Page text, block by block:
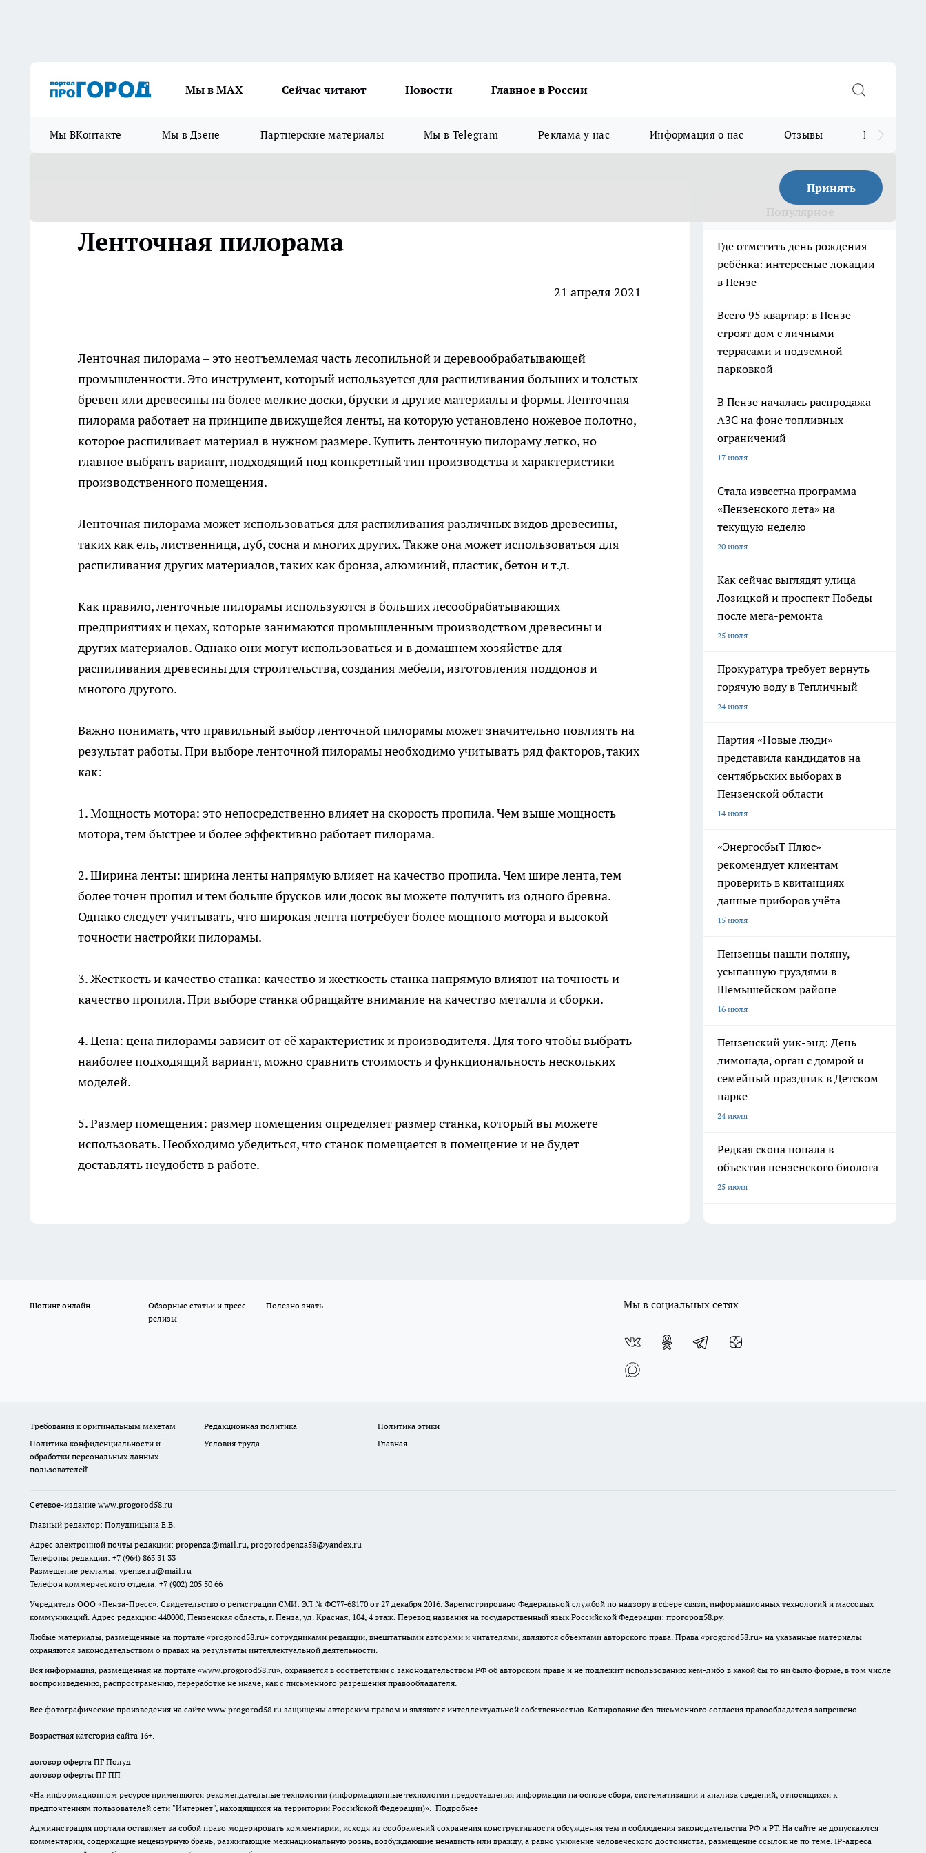
Мы в МАХ Сейчас читают Новости Главное в России
Мы ВКонтакте Мы в Дзене Партнерские материалы Мы в Telegram Реклама у нас Информация о нас Отзывы Прайс для
Принять
Ленточная пилорама
21 апреля 2021
Ленточная пилорама– это неотъемлемая часть лесопильной и деревообрабатывающей
промышленности. Это инструмент, который используется для распиливания больших и толстых
бревен или древесины на более мелкие доски, бруски и другие материалы и формы. Ленточная
пилорама работает на принципе движущейся ленты, на которую установлено ножевое полотно,
которое распиливает материал в нужном размере. Купить ленточную пилораму легко, но
главное выбрать вариант, подходящий под конкретный тип производства и характеристики
производственного помещения.
Ленточная пилорама может использоваться для распиливания различных видов древесины,
таких как ель, лиственница, дуб, сосна и многих других. Также она может использоваться для
распиливания других материалов, таких как бронза, алюминий, пластик, бетон и т.д.
Как правило, ленточные пилорамы используются в больших лесообрабатывающих
предприятиях и цехах, которые занимаются промышленным производством древесины и
других материалов. Однако они могут использоваться и в домашнем хозяйстве для
распиливания древесины для строительства, создания мебели, изготовления поддонов и
многого другого.
Важно понимать, что правильный выбор ленточной пилорамы может значительно повлиять на
результат работы. При выборе ленточной пилорамы необходимо учитывать ряд факторов, таких
как:
1. Мощность мотора: это непосредственно влияет на скорость пропила. Чем выше мощность
мотора, тем быстрее и более эффективно работает пилорама.
2. Ширина ленты: ширина ленты напрямую влияет на качество пропила. Чем шире лента, тем
более точен пропил и тем больше брусков или досок вы можете получить из одного бревна.
Однако следует учитывать, что широкая лента потребует более мощного мотора и высокой
точности настройки пилорамы.
3. Жесткость и качество станка: качество и жесткость станка напрямую влияют на точность и
качество пропила. При выборе станка обращайте внимание на качество металла и сборки.
4. Цена: цена пилорамы зависит от её характеристик и производителя. Для того чтобы выбрать
наиболее подходящий вариант, можно сравнить стоимость и функциональность нескольких
моделей.
5. Размер помещения: размер помещения определяет размер станка, который вы можете
использовать. Необходимо убедиться, что станок помещается в помещение и не будет
доставлять неудобств в работе.
Где отметить день рождения
ребёнка: интересные локации
в Пензе
Всего 95 квартир: в Пензе
строят дом с личными
террасами и подземной
парковкой
В Пензе началась распродажа
АЗС на фоне топливных
ограничений
17 июля
Стала известна программа
«Пензенского лета» на
текущую неделю
20 июля
Как сейчас выглядят улица
Лозицкой и проспект Победы
после мега-ремонта
25 июля
Прокуратура требует вернуть
горячую воду в Тепличный
24 июля
Партия «Новые люди»
представила кандидатов на
сентябрьских выборах в
Пензенской области
14 июля
«ЭнергосбыТ Плюс»
рекомендует клиентам
проверить в квитанциях
данные приборов учёта
15 июля
Пензенцы нашли поляну,
усыпанную груздями в
Шемышейском районе
16 июля
Пензенский уик-энд: День
лимонада, орган с домрой и
семейный праздник в Детском
парке
24 июля
Редкая скопа попала в
объектив пензенского биолога
25 июля
Шопинг онлайн
Обзорные статьи и пресс-
релизы
Полезно знать Мы в социальных сетях
Требования к оригинальным макетам Редакционная политика
Политика этики
Политика конфиденциальности и
обработки персональных данных
пользователей̆
Условия труда Главная
Сетевое-издание www.progorod58.ru
Главный редактор: Полудницына Е.В.
Адрес электронной почты редакции: propenza@mail.ru, progorodpenza58@yandex.ru
Телефоны редакции: +7 (964) 863 31 33
Размещение рекламы: vpenze.ru@mail.ru
Телефон коммерческого отдела: +7 (902) 205 50 66
Учредитель ООО «Пенза-Пресс». Свидетельство о регистрации СМИ: ЭЛ № ФС77-68170 от 27 декабря 2016. Зарегистрировано Федеральной службой по надзору в сфере связи, информационных технологий и массовых
коммуникаций. Адрес редакции: 440000, Пензенская область, г. Пенза, ул. Красная, 104, 4 этаж. Перевод названия на государственный язык Российской Федерации: прогород58.ру.
Любые материалы, размещенные на портале «progorod58.ru» сотрудниками редакции, внештатными авторами и читателями, являются объектами авторского права. Права «progorod58.ru» на указанные материалы
охраняются законодательством о правах на результаты интеллектуальной деятельности.
Вся информация, размещенная на портале «www.progorod58.ru», охраняется в соответствии с законодательством РФ об авторском праве и не подлежит использованию кем-либо в какой бы то ни было форме, в том числе
воспроизведению, распространению, переработке не иначе, как с письменного разрешения правообладателя.
Все фотографические произведения на сайте www.progorod58.ru защищены авторским правом и являются интеллектуальной собственностью. Копирование без письменного согласия правообладателя запрещено.
Возрастная категория сайта 16+.
договор оферта ПГ Полуд
договор оферты ПГ ПП
«На информационном ресурсе применяются рекомендательные технологии (информационные технологии предоставления информации на основе сбора, систематизации и анализа сведений, относящихся к
предпочтениям пользователей сети "Интернет", находящихся на территории Российской Федерации)». Подробнее
Администрация портала оставляет за собой право модерировать комментарии, исходя из соображений сохранения конструктивности обсуждения тем и соблюдения законодательства РФ и РТ. На сайте не допускаются
комментарии, содержащие нецензурную брань, разжигающие межнациональную рознь, возбуждающие ненависть или вражду, а равно унижение человеческого достоинства, размещение ссылок не по теме. IP-адреса